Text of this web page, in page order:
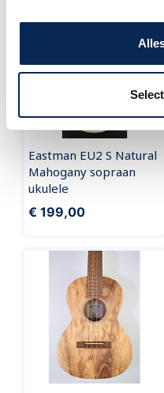
Eastman EU2 S Natural
Mahogany sopraan
ukulele
€ 199,00